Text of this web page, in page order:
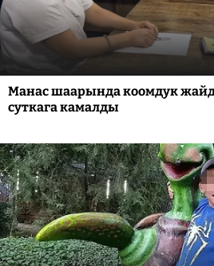
Манас шаарында коомдук
суткага камалды